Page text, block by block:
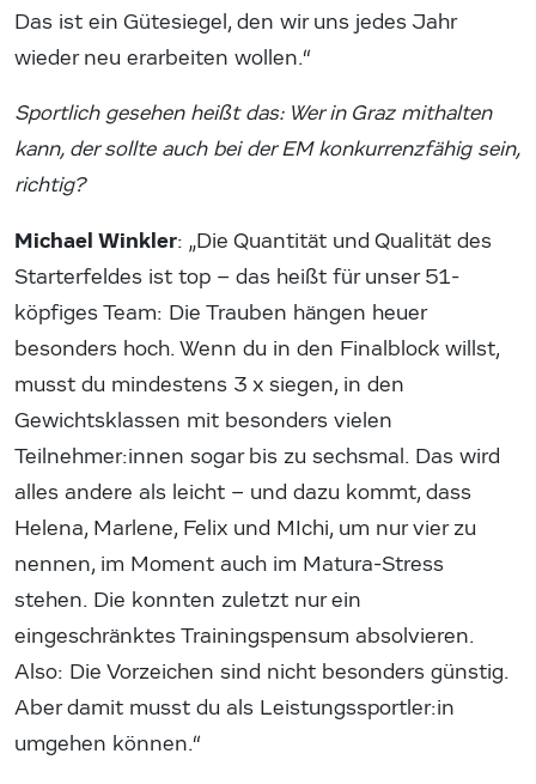
Das ist ein Gütesiegel, den wir uns jedes Jahr
wieder neu erarbeiten wollen.“
Sportlich gesehen heißt das: Wer in Graz mithalten
kann, der sollte auch bei der EM konkurrenzfähig sein,
richtig?
Michael Winkler: „Die Quantität und Qualität des
Starterfeldes ist top – das heißt für unser 51-
köpfiges Team: Die Trauben hängen heuer
besonders hoch. Wenn du in den Finalblock willst,
musst du mindestens 3 x siegen, in den
Gewichtsklassen mit besonders vielen
Teilnehmer:innen sogar bis zu sechsmal. Das wird
alles andere als leicht – und dazu kommt, dass
Helena, Marlene, Felix und MIchi, um nur vier zu
nennen, im Moment auch im Matura-Stress
stehen. Die konnten zuletzt nur ein
eingeschränktes Trainingspensum absolvieren.
Also: Die Vorzeichen sind nicht besonders günstig.
Aber damit musst du als Leistungssportler:in
umgehen können.“